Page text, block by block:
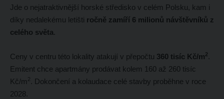
Jde o nejatraktivnější horské středisko v celém Polsku, kam i
díky nedalekému letišti ročně zamíří 6 milionů návštěvníků z
celého světa.
Ceny v centru této lokality atakují v přepočtu 360 tisíc Kč/m2 .
Emitent chce apartmány prodávat kolem 160 až 260 tisíc
Kč/m 2 . Dokončení a kolaudace celé stavby proběhne v roce
2028.